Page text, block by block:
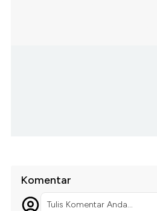
Komentar
Tulis Komentar Anda...